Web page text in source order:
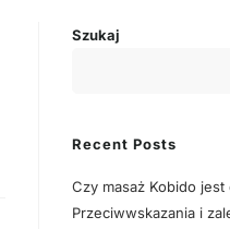
Szukaj
Recent Posts
Czy masaż Kobido jest
Przeciwwskazania i